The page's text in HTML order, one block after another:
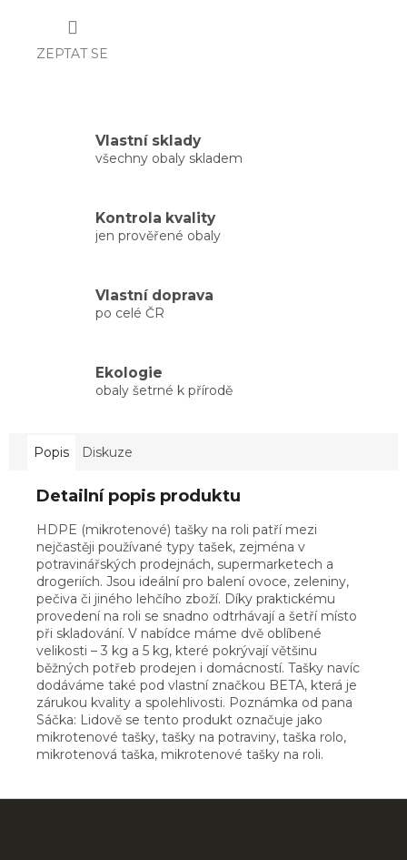
ZEPTAT SE
Vlastní sklady
všechny obaly skladem
Kontrola kvality
jen prověřené obaly
Vlastní doprava
po celé ČR
Ekologie
obaly šetrné k přírodě
Popis Diskuze
Detailní popis produktu
HDPE (mikrotenové) tašky na roli patří mezi
nejčastěji používané typy tašek, zejména v
potravinářských prodejnách, supermarketech a
drogeriích. Jsou ideální pro balení ovoce, zeleniny,
pečiva či jiného lehčího zboží. Díky praktickému
provedení na roli se snadno odtrhávají a šetří místo
při skladování. V nabídce máme dvě oblíbené
velikosti – 3 kg a 5 kg, které pokrývají většinu
běžných potřeb prodejen i domácností. Tašky navíc
dodáváme také pod vlastní značkou BETA, která je
zárukou kvality a spolehlivosti. Poznámka od pana
Sáčka: Lidově se tento produkt označuje jako
mikrotenové tašky, tašky na potraviny, taška rolo,
mikrotenová taška, mikrotenové tašky na roli.